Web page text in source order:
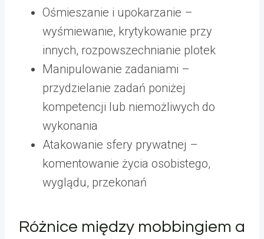
Ośmieszanie i upokarzanie –
wyśmiewanie, krytykowanie przy
innych, rozpowszechnianie plotek
Manipulowanie zadaniami –
przydzielanie zadań poniżej
kompetencji lub niemożliwych do
wykonania
Atakowanie sfery prywatnej –
komentowanie życia osobistego,
wyglądu, przekonań
Różnice między mobbingiem a